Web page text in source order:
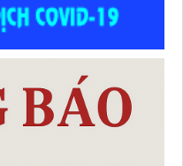
dẫn chuyên môn các
phòng bệnh”
dẫn kiểm soát yếu tố